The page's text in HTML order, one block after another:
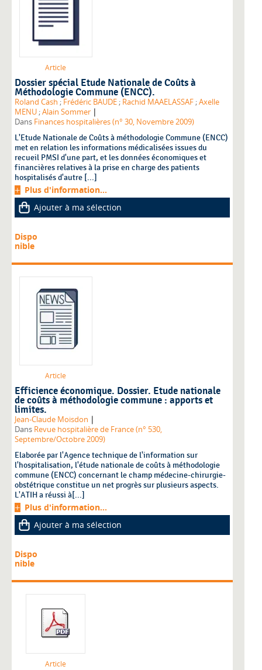
Article
Dossier spécial Etude Nationale de Coûts à
Méthodologie Commune (ENCC).
Roland Cash ; Frédéric BAUDE ; Rachid MAAELASSAF ;Axelle
MENU ;Alain Sommer |
Dans Finances hospitalières (n° 30, Novembre 2009)
L'Etude Nationale de Coûts à méthodologie Commune (ENCC)
met en relation les informations médicalisées issues du
recueil PMSI d'une part, et les données économiques et
financières relatives à la prise en charge des patients
hospitalisés d'autre [...]
Plus d'information...
Ajouter à ma sélection
Dispo
nible
Article
Efficience économique. Dossier. Etude nationale
de coûts à méthodologie commune : apports et
limites.
Jean-Claude Moisdon |
Dans Revue hospitalière de France (n° 530,
Septembre/Octobre 2009)
Elaborée par l'Agence technique de l'information sur
l'hospitalisation, l'étude nationale de coûts à méthodologie
commune (ENCC) concernant le champ médecine-chirurgie-
obstétrique constitue un net progrès sur plusieurs aspects.
L'ATIH a réussi à[...]
Plus d'information...
Ajouter à ma sélection
Dispo
nible
Article